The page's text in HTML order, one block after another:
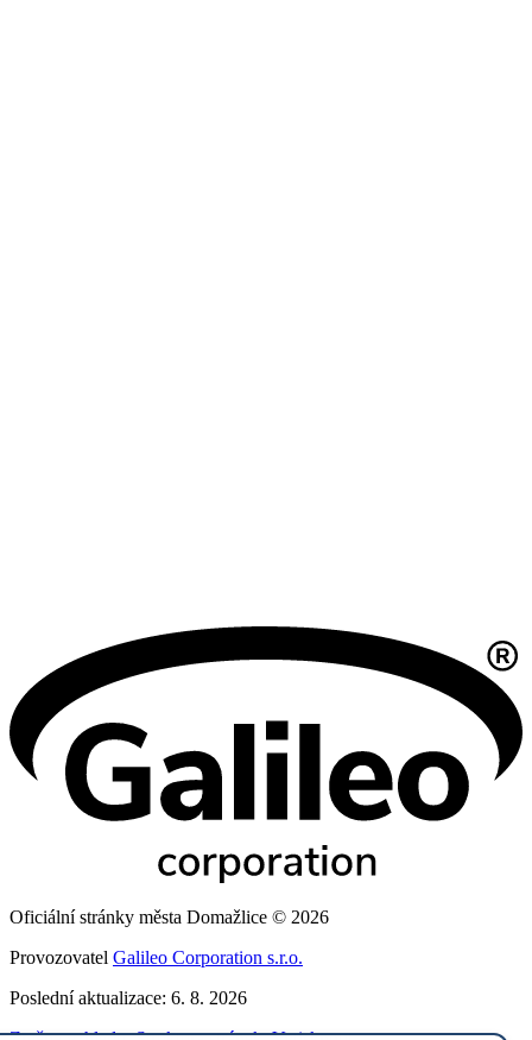
Oficiální stránky města Domažlice © 2026
Provozovatel Galileo Corporation s.r.o.
Poslední aktualizace: 6. 8. 2026